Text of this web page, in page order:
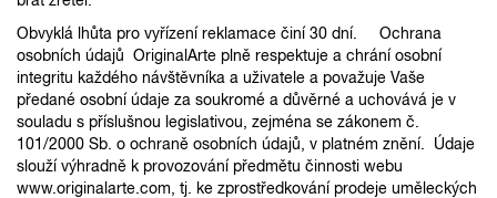
Obvyklá lhůta pro vyřízení reklamace činí 30 dní. Ochrana
osobních údajů OriginalArte plně respektuje a chrání osobní
integritu každého návštěvníka a uživatele a považuje Vaše
předané osobní údaje za soukromé a důvěrné a uchovává je v
souladu s příslušnou legislativou, zejména se zákonem č.
101/2000 Sb. o ochraně osobních údajů, v platném znění. Údaje
slouží výhradně k provozování předmětu činnosti webu
www.originalarte.com, tj. ke zprostředkování prodeje uměleckých